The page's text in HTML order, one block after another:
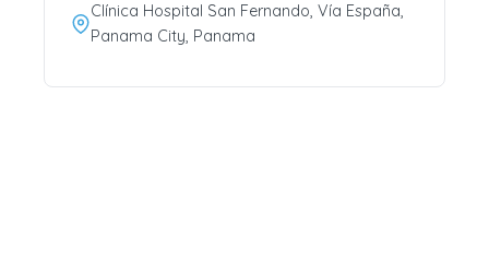
Clínica Hospital San Fernando, Vía España,
Panama City, Panama